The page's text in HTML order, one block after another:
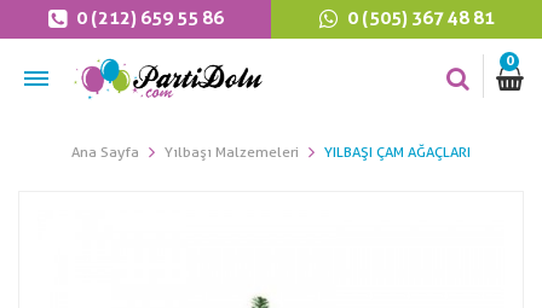
0 (212) 659 55 86 0 (505) 367 48 81
0
Ana Sayfa Yılbaşı Malzemeleri YILBAŞI ÇAM AĞAÇLARI